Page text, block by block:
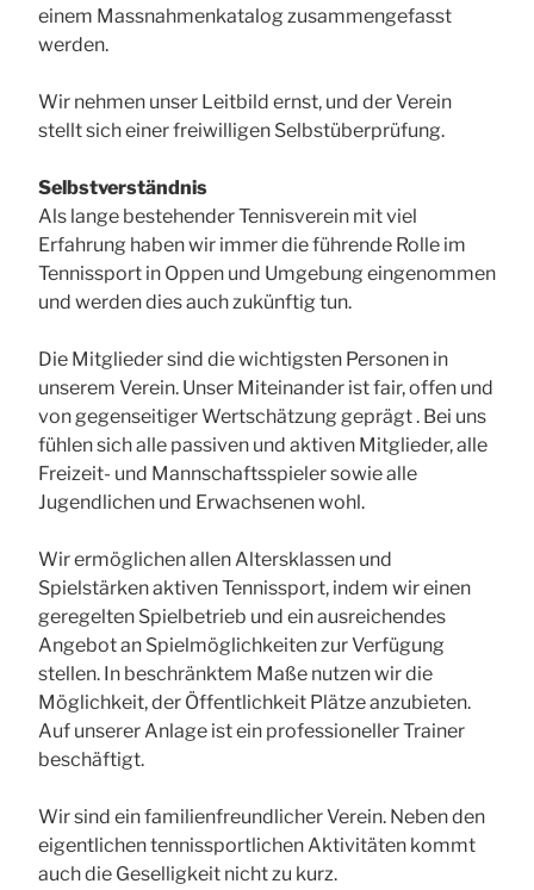
einem Massnahmenkatalog zusammengefasst
werden.
Wir nehmen unser Leitbild ernst, und der Verein
stellt sich einer freiwilligen Selbstüberprüfung.
Selbstverständnis
Als lange bestehender Tennisverein mit viel
Erfahrung haben wir immer die führende Rolle im
Tennissport in Oppen und Umgebung eingenommen
und werden dies auch zukünftig tun.
Die Mitglieder sind die wichtigsten Personen in
unserem Verein. Unser Miteinander ist fair, offen und
von gegenseitiger Wertschätzung geprägt . Bei uns
fühlen sich alle passiven und aktiven Mitglieder, alle
Freizeit- und Mannschaftsspieler sowie alle
Jugendlichen und Erwachsenen wohl.
Wir ermöglichen allen Altersklassen und
Spielstärken aktiven Tennissport, indem wir einen
geregelten Spielbetrieb und ein ausreichendes
Angebot an Spielmöglichkeiten zur Verfügung
stellen. In beschränktem Maße nutzen wir die
Möglichkeit, der Öffentlichkeit Plätze anzubieten.
Auf unserer Anlage ist ein professioneller Trainer
beschäftigt.
Wir sind ein familienfreundlicher Verein. Neben den
eigentlichen tennissportlichen Aktivitäten kommt
auch die Geselligkeit nicht zu kurz.